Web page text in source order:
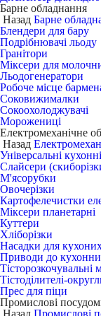
Барне обладнання
Назад Барне
Блендери для бару
Подрібнювачі льоду
Гранітори
Міксери для
Льодогенератори
Робоче місце
Соковижималки
Сокоохолоджувачі
Морожениці
Електромеханічне
Назад
Універсальні
Слайсери
М'ясорубки
Овочерізки
Картофелечистки
Міксери планетарні
Куттери
Хліборізки
Насадки для
Приводи до
Тістоділителі-
Прес для піци
Промислові
Назад Промислові